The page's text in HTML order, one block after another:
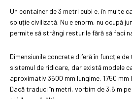
Un container de 3 metri cubi e, în multe
soluție civilizată. Nu e enorm, nu ocupă
permite să strângi resturile fără să faci
Dimensiunile concrete diferă în funcție
sistemul de ridicare, dar există modele
aproximativ 3600 mm lungime, 1750 mm
Dacă traduci în metri, vorbim de 3,6 m